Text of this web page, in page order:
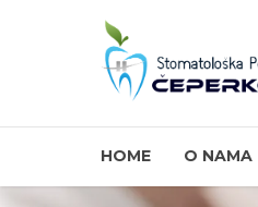
HOME O NAMA